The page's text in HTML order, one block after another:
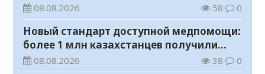
08.08.2026 58 0
Новый стандарт доступной медпомощи:
более 1 млн казахстанцев получили
телемедицинские услуги
08.08.2026 38 0